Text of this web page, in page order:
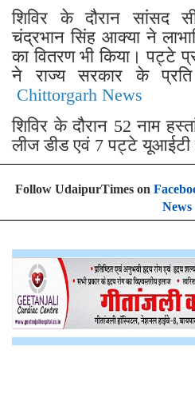
शिविर के दौरान सांसद
चंद्रभान सिंह आक्या ने
का वितरण भी किया। पट्टे
ने राज्य सरकार के
Chittorgarh News
शिविर के दौरान 52 नाम
लीज डीड एवं 7 पट्टे यूआईटी
Follow UdaipurTimes on
News